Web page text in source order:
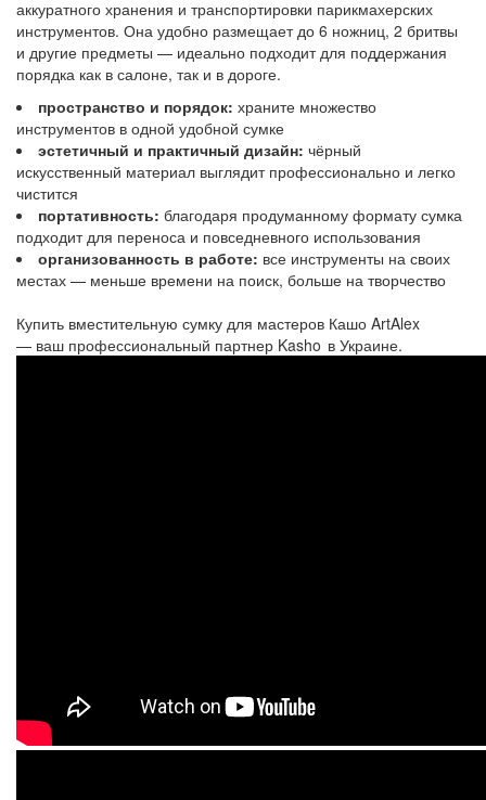
аккуратного хранения и транспортировки парикмахерских
инструментов. Она удобно размещает до 6 ножниц, 2 бритвы
и другие предметы — идеально подходит для поддержания
порядка как в салоне, так и в дороге.
пространство и порядок: храните множество
инструментов в одной удобной сумке
эстетичный и практичный дизайн: чёрный
искусственный материал выглядит профессионально и легко
чистится
портативность: благодаря продуманному формату сумка
подходит для переноса и повседневного использования
организованность в работе: все инструменты на своих
местах — меньше времени на поиск, больше на творчество
Купить вместительную сумку для мастеров Кашо ArtAlex
— ваш профессиональный партнер Kasho в Украине.